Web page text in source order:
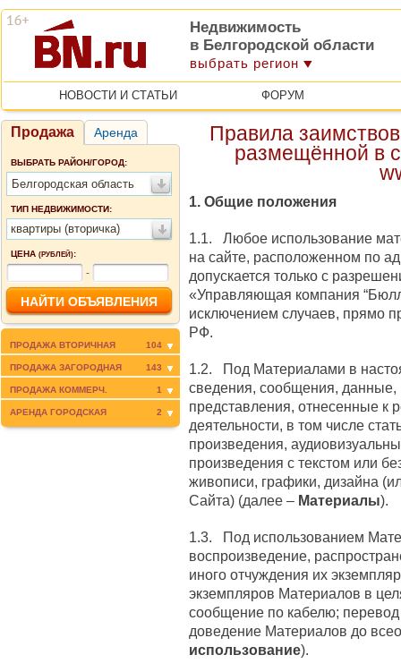
Недвижимость
в Белгородской области
выбрать регион
НОВОСТИ И СТАТЬИ ФОРУМ
Продажа Аренда
ВЫБРАТЬ РАЙОН/ГОРОД:
Белгородская область
ТИП НЕДВИЖИМОСТИ:
квартиры (вторичка)
ЦЕНА (РУБЛЕЙ):
-
ПРОДАЖА ВТОРИЧНАЯ 104
ПРОДАЖА ЗАГОРОДНАЯ 143
ПРОДАЖА КОММЕРЧ. 1
АРЕНДА ГОРОДСКАЯ 2
Правила
размещённой в
1. Общие положения
1.1. Любое использование
на сайте, расположенном по
допускается только c
«Управляющая компания
исключением случаев, прямо
РФ.
1.2. Под Материалами в
сведения, сообщения,
представления, отнесенные к
деятельности, в том числе
произведения,
произведения с текстом или
живописи, графики, дизайна
Сайта) (далее – Материалы).
1.3. Под использованием
воспроизведение,
иного отчуждения их
экземпляров Материалов в
сообщение по кабелю;
доведение Материалов до
использование).